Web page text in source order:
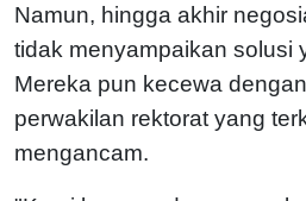
Namun, hingga akhir
tidak menyampaikan solusi
Mereka pun kecewa
perwakilan rektorat yang
mengancam.